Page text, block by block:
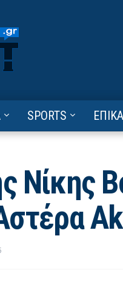
SPORTS
Νίκης